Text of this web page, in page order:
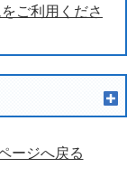
ご利用くださ
ージへ戻る